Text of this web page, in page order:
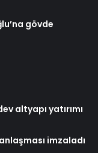
gövde
altyapı yatırımı
imzaladı